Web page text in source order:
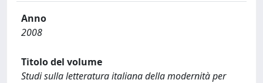
Anno
2008
Titolo del volume
Studi sulla letteratura italiana della modernità per